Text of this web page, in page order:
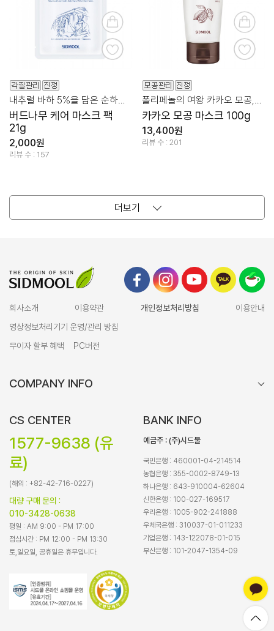
버드나무 케어 마스크 팩
21g
2,000원
리뷰 수 : 157
카카오 모공 마스크 100g
13,400원
리뷰 수 : 201
더보기
회사소개 이용약관 개인정보처리방침
이용안내
영상정보처리기기 운영/관리 방침
무이자 할부 혜택
PC버전
COMPANY INFO
CS CENTER
1577-9638 (유
료)
(해외 : +82-42-716-0227)
대량 구매 문의 :
010-3428-0638
평일 : AM 9:00 - PM 17:00
점심시간 : PM 12:00 - PM 13:30
토,일요일, 공휴일은 휴무입니다.
BANK INFO
예금주 : (주)시드물
국민은행 : 460001-04-214514
농협은행 : 355-0002-8749-13
하나은행 : 643-910004-62604
신한은행 : 100-027-169517
우리은행 : 1005-902-241888
우체국은행 : 310037-01-011233
기업은행 : 143-122078-01-015
부산은행 : 101-2047-1354-09